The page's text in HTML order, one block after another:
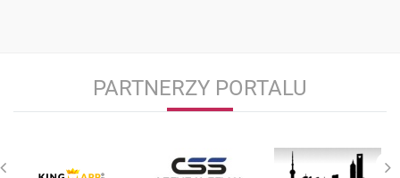
PARTNERZY PORTALU